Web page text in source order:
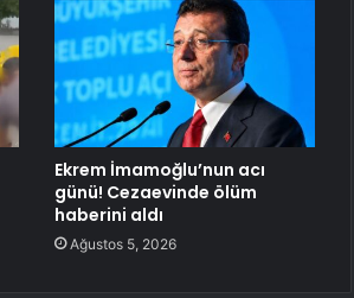
Ekrem İmamoğlu’nun acı
günü! Cezaevinde ölüm
haberini aldı
Ağustos 5, 2026